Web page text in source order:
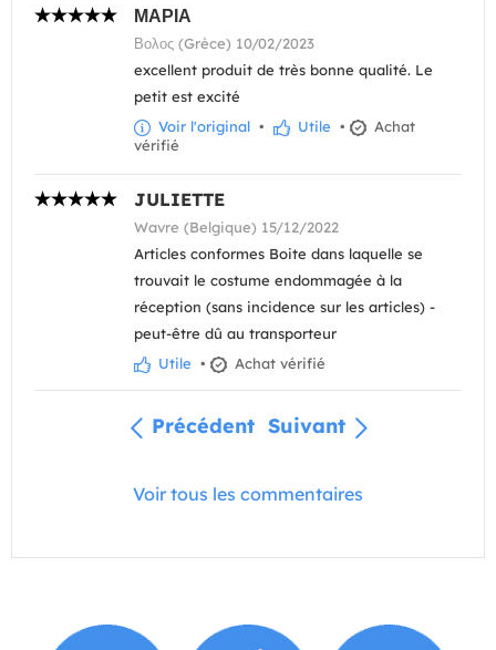
ΜΑΡΙΑ
Βολος (Grèce) 10/02/2023
excellent produit de très bonne qualité. Le
petit est excité
Voir l'original • Utile •
Achat
vérifié
JULIETTE
Wavre (Belgique) 15/12/2022
Articles conformes Boite dans laquelle se
trouvait le costume endommagée à la
réception (sans incidence sur les articles) -
peut-être dû au transporteur
Utile • Achat vérifié
Précédent Suivant
Voir tous les commentaires